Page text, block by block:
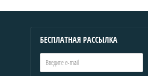
БЕСПЛАТНАЯ РАССЫЛКА